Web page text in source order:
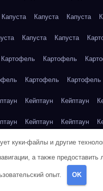
Капуста Капуста Капуста
Капуста Капуста
Картофель Картофель
Картофель Картофель
Кейптаун Кейптаун
Кейптаун Кейптаун
Кейптаун Кейптаун
Кейптаун
Клубника
куки-файлы и другие
а также предоставить
опыт. OK